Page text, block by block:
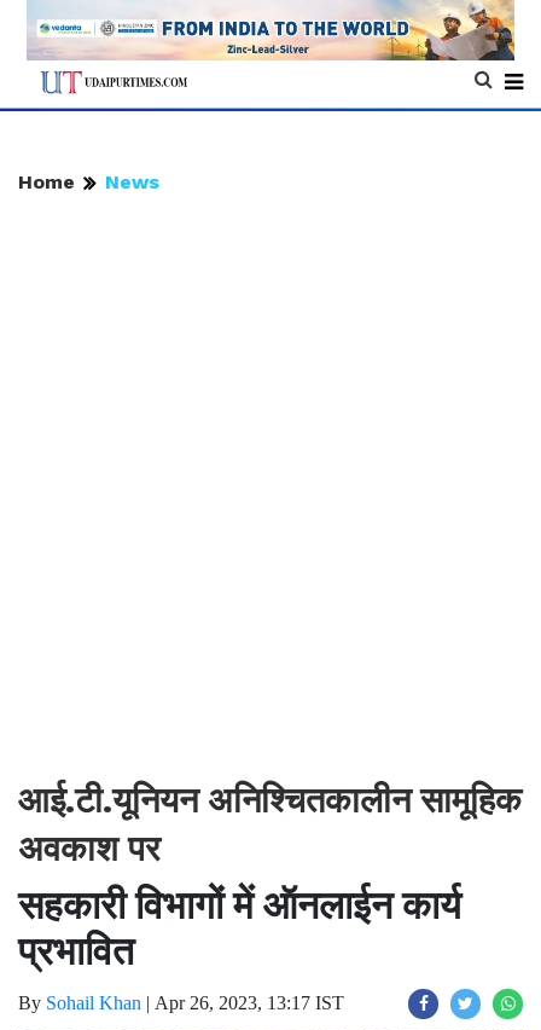
Home News
आई.टी.यूनियन अनिश्चितकालीन सामूहिक
अवकाश पर
सहकारी विभागों में ऑनलाईन कार्य
प्रभावित
By Sohail Khan | Apr 26, 2023, 13:17 IST